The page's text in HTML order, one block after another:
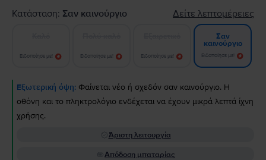
Κατάσταση: Σαν καινούργιο Δείτε λεπτομέρειες
Ειδοποίησε με! Ειδοποίησε με! Ειδοποίησε με!
Σαν
καινούργιο
Ειδοποίησε με!
Εξωτερική όψη: Φαίνεται νέο ή σχεδόν σαν καινούργιο. Η
οθόνη και το πληκτρολόγιο ενδέχεται να έχουν μικρά λεπτά ίχνη
χρήσης.
Άριστη λειτουργία
Απόδοση μπαταρίας